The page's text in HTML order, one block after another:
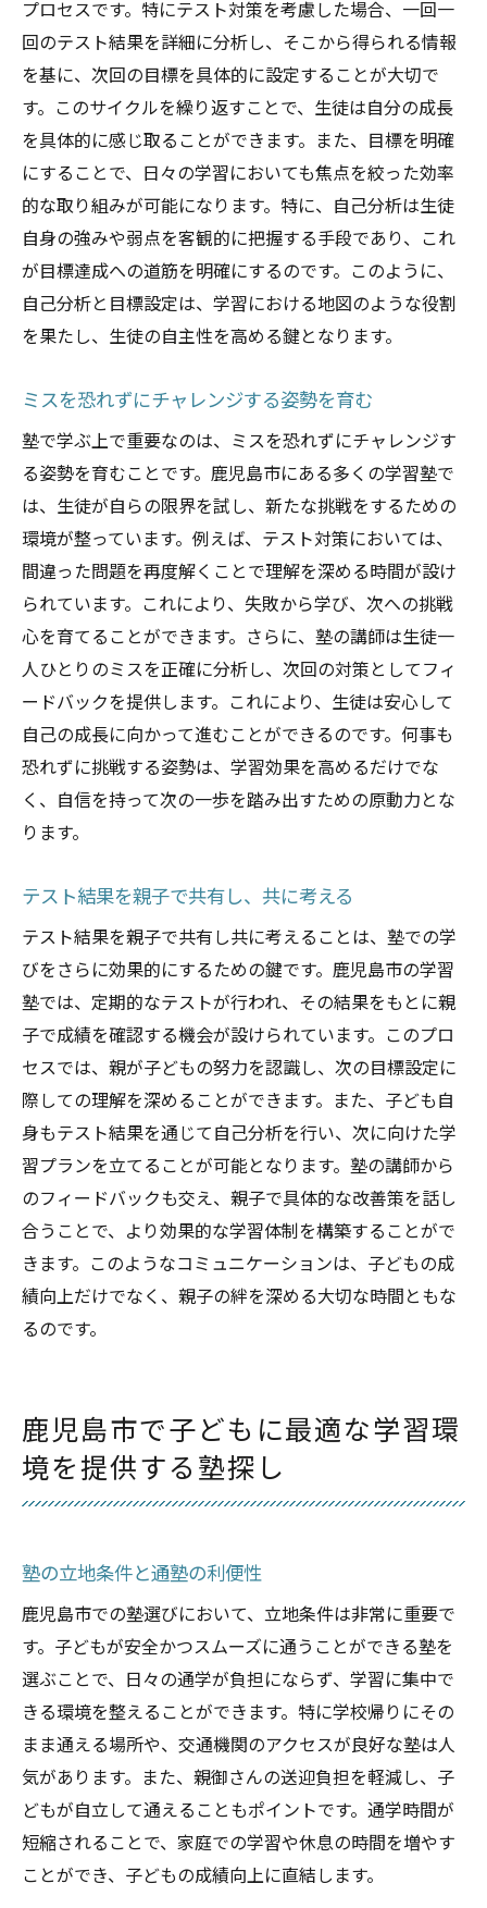
プロセスです。特にテスト対策を考慮した場合、一回一
回のテスト結果を詳細に分析し、そこから得られる情報
を基に、次回の目標を具体的に設定することが大切で
す。このサイクルを繰り返すことで、生徒は自分の成長
を具体的に感じ取ることができます。また、目標を明確
にすることで、日々の学習においても焦点を絞った効率
的な取り組みが可能になります。特に、自己分析は生徒
自身の強みや弱点を客観的に把握する手段であり、これ
が目標達成への道筋を明確にするのです。このように、
自己分析と目標設定は、学習における地図のような役割
を果たし、生徒の自主性を高める鍵となります。
ミスを恐れずにチャレンジする姿勢を育む
塾で学ぶ上で重要なのは、ミスを恐れずにチャレンジす
る姿勢を育むことです。鹿児島市にある多くの学習塾で
は、生徒が自らの限界を試し、新たな挑戦をするための
環境が整っています。例えば、テスト対策においては、
間違った問題を再度解くことで理解を深める時間が設け
られています。これにより、失敗から学び、次への挑戦
心を育てることができます。さらに、塾の講師は生徒一
人ひとりのミスを正確に分析し、次回の対策としてフィ
ードバックを提供します。これにより、生徒は安心して
自己の成長に向かって進むことができるのです。何事も
恐れずに挑戦する姿勢は、学習効果を高めるだけでな
く、自信を持って次の一歩を踏み出すための原動力とな
ります。
テスト結果を親子で共有し、共に考える
テスト結果を親子で共有し共に考えることは、塾での学
びをさらに効果的にするための鍵です。鹿児島市の学習
塾では、定期的なテストが行われ、その結果をもとに親
子で成績を確認する機会が設けられています。このプロ
セスでは、親が子どもの努力を認識し、次の目標設定に
際しての理解を深めることができます。また、子ども自
身もテスト結果を通じて自己分析を行い、次に向けた学
習プランを立てることが可能となります。塾の講師から
のフィードバックも交え、親子で具体的な改善策を話し
合うことで、より効果的な学習体制を構築することがで
きます。このようなコミュニケーションは、子どもの成
績向上だけでなく、親子の絆を深める大切な時間ともな
るのです。
鹿児島市で子どもに最適な学習環
境を提供する塾探し
塾の立地条件と通塾の利便性
鹿児島市での塾選びにおいて、立地条件は非常に重要で
す。子どもが安全かつスムーズに通うことができる塾を
選ぶことで、日々の通学が負担にならず、学習に集中で
きる環境を整えることができます。特に学校帰りにその
まま通える場所や、交通機関のアクセスが良好な塾は人
気があります。また、親御さんの送迎負担を軽減し、子
どもが自立して通えることもポイントです。通学時間が
短縮されることで、家庭での学習や休息の時間を増やす
ことができ、子どもの成績向上に直結します。